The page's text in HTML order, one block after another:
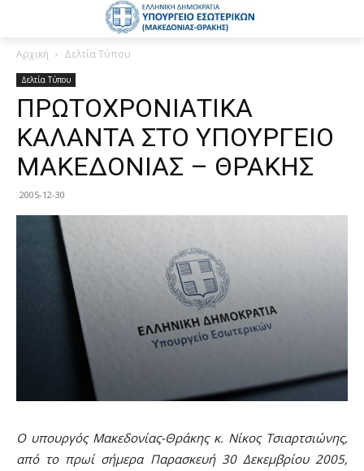
Αρχική Δελτία Τύπου
Δελτία Τύπου
ΠΡΩΤΟΧΡΟΝΙΑΤΙΚΑ
ΚΑΛΑΝΤΑ ΣΤΟ ΥΠΟΥΡΓΕΙΟ
ΜΑΚΕΔΟΝΙΑΣ – ΘΡΑΚΗΣ
2005-12-30
Ο υπουργός Μακεδονίας-Θράκης κ. Νίκος Τσιαρτσιώνης,
από το πρωί σήμερα Παρασκευή 30 Δεκεμβρίου 2005,